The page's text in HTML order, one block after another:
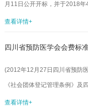
月11日公开开标，并于2018
中标候选会务公司：成都金马
司、成都美壹途会议服务公司
查看详情+
四川省预防医学会会费标
(2012年12月27日四川省预防
《社会团体登记管理条例》及
规定，特此公示本会会费收取
查看详情+